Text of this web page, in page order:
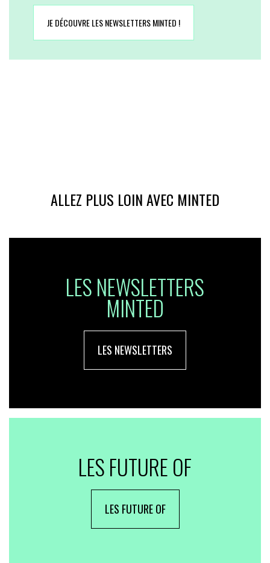
JE DÉCOUVRE LES NEWSLETTERS MINTED !
ALLEZ PLUS LOIN AVEC MINTED
LES NEWSLETTERS
MINTED
LES NEWSLETTERS
LES FUTURE OF
LES FUTURE OF